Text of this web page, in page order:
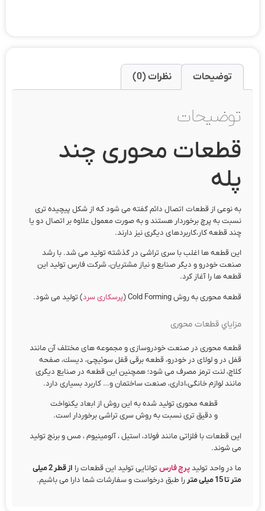
توضیحات نظرات (0)
توضیحات
قطعات محوری چند
پله
به نوعی از قطعات اتصال دائم گفته می شود که از شکل پیچیده تری
نسبت به پرچ برخوردار هستند و به صورت معمول علاوه بر اتصال دو یا
چند قطعه کار،کاربردهای دیگری نیز دارند.
ﺍﻳﻦ ﻗﻄﻌﻪ ﻫﺎ ﺍﻏﻠﺐ ﺑﺎ ﺳﺮﻯ ﺗﺮﺍﺷﻰ در گذشته ﺗﻮﻟﻴﺪ ﻣﻰ ﺷﺪ. ﺑﺎ ﺭﺷﺪ
ﺻﻨﻌﺖ ﺧﻮﺩﺭﻭ ﻭ ﺩﻳﮕﺮ ﺻﻨﺎﻳﻊ ﻭ ﻧﻴﺎﺯ ﻣﺸﺘﺮﻳﺎﻥ، شرکت فارس ﺗﻮﻟﻴﺪ ﺍﻳﻦ
ﻗﻄﻌﻪ ﻫﺎ ﺭﺍ ﺁﻏﺎﺯ ﻛﺮﺩ.
ﻗﻄﻌﻪ ﻣﺤﻮﺭﻯ ﺑﻪ ﺭﻭﺵ Cold Forming ( پرسکاری ﺳﺮﺩ) تولید می شود.
مزاياي قطعات ﻣﺤﻮﺭﻯ
ﻗﻄﻌﻪ ﻣﺤﻮﺭﻯ ﺩﺭ ﺻﻨﻌﺖ ﺧﻮﺩﺭﻭﺳﺎﺯﻯ ﻭ ﻣﺠﻤﻮﻋﻪ ﻫﺎﻯ ﻣﺨﺘﻠﻒ ﺁﻥ ﻣﺎﻧﻨﺪ
ﻗﻔﻞ ﺩﺭ ﻭ ﻟﻮﻻﻯ ﺩﺭ ﺧﻮﺩﺭﻭ، ﻗﻄﻌﻪ ﺑﺮﻗﻰ ﻗﻔﻞ ﺳﻮﺋﻴﭽﻰ، ﺩﻳﺴﻚ، ﺻﻔﺤﻪ
ﻛﻼچ، ﻟﻨﺖ ﺗﺮﻣﺰ ﻣﺼﺮﻑ ﻣﻰ ﺷﻮﺩ؛ ﻫﻤﭽﻨﻴﻦ ﺍﻳﻦ ﻗﻄﻌﻪ ﺩﺭ ﺻﻨﺎﻳﻊ ﺩﻳﮕﺮﻯ
ﻣﺎﻧﻨﺪ ﻟﻮﺍﺯﻡ ﺧﺎﻧﮕﻰ،ﺍﺩﺍﺭﻯ، ﺻﻨﻌﺖ ﺳﺎﺧﺘﻤﺎﻥ ﻭ… ﻛﺎﺭﺑﺮﺩ ﺑﺴﻴﺎﺭﻯ ﺩﺍﺭﺩ.
ﻗﻄﻌﻪ ﻣﺤﻮﺭﻯ ﺗﻮﻟﻴﺪ ﺷﺪﻩ ﺑﻪ ﺍﻳﻦ ﺭﻭﺵ ﺍﺯ ﺍﺑﻌﺎﺩ ﻳﻜﻨﻮﺍﺧﺖ
ﻭ ﺩﻗﻴﻖ ﺗﺮﻯ ﻧﺴﺒﺖ ﺑﻪ ﺭﻭﺵ ﺳﺮﻯ ﺗﺮﺍﺷﻰ ﺑﺮﺧﻮﺭﺩﺍﺭ ﺍﺳﺖ.
این قطعات با فلزاتی مانند فولاد، استیل ، آلومینیوم ، مس و برنج تولید
می شوند.
ما در واحد تولیدپرچ فارستوانایی تولید این قطعات را
از قطر 2 میلی
متر تا 15 میلی متر
را طبق درخواست و سفارشات شما دارا می باشیم.